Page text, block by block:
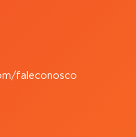
faleconosco